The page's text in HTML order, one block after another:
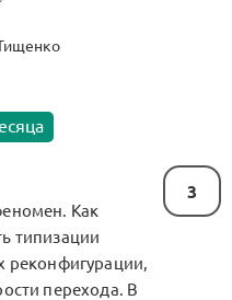
3
Как
типизации
реконфигурации,
перехода. В